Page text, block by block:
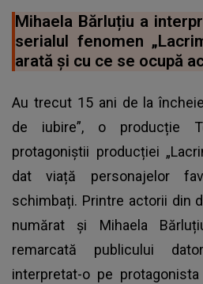
Mihaela Bărluțiu a
serialul fenomen
arată și cu ce se ocupă
Au trecut 15 ani de la
de iubire”, o producție
protagoniștii producției
dat viață personajelor
schimbați. Printre actorii din
numărat și Mihaela
remarcată publicului
interpretat-o pe